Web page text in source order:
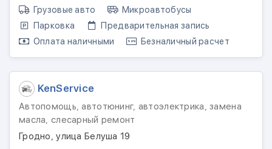
Грузовые авто
Микроавтобусы
Парковка
Предварительная запись
Оплата наличными
Безналичный расчет
KenService
Автопомощь, автотюнинг, автоэлектрика, замена
масла, слесарный ремонт
Гродно, улица Белуша 19